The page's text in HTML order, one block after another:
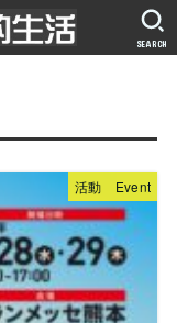
SEARCH
活動 Event